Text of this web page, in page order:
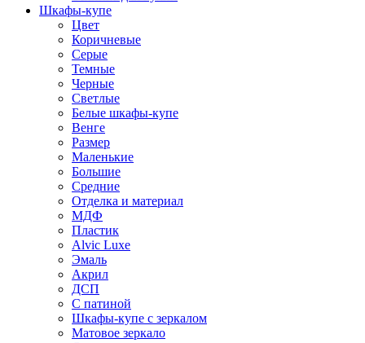
Шкафы-купе
Цвет
Коричневые
Серые
Темные
Черные
Светлые
Белые шкафы-купе
Венге
Размер
Маленькие
Большие
Средние
Отделка и материал
МДФ
Пластик
Alvic Luxe
Эмаль
Акрил
ДСП
С патиной
Шкафы-купе с зеркалом
Матовое зеркало